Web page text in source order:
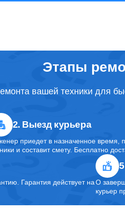
Этапы
вашей техники для
2. Выезд курьера
приедет в назначенное время,
и составит смету. Бесплатно
Гарантия действует наО
курьер